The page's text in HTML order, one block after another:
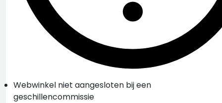
Webwinkel niet aangesloten bij een
geschillencommissie